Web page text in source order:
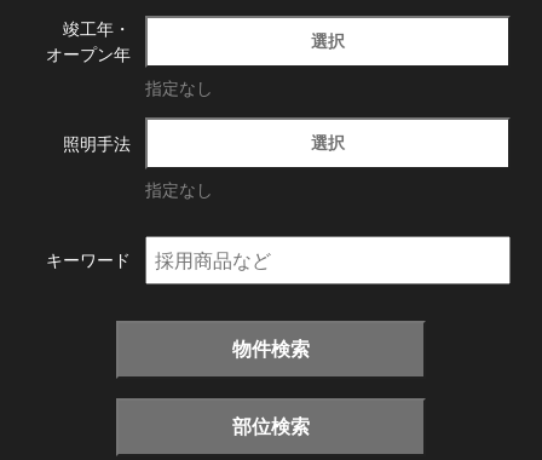
竣工年・
オープン年
選択
指定なし
照明手法 選択
指定なし
キーワード
物件検索
部位検索